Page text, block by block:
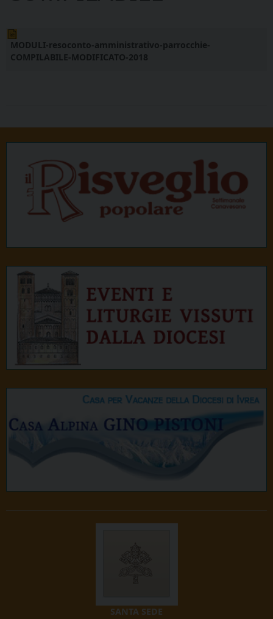
MODULI-resoconto-amministrativo-parrocchie-
COMPILABILE-MODIFICATO-2018
SANTA SEDE